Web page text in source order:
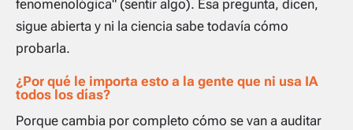
fenomenológica" (sentir algo). Esa pregunta, dicen,
sigue abierta y ni la ciencia sabe todavía cómo
probarla.
¿Por qué le importa esto a la gente que ni usa IA
todos los días?
Porque cambia por completo cómo se van a auditar